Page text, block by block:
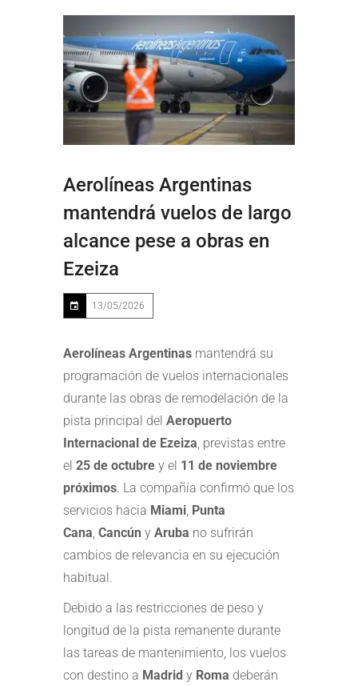
Aerolíneas Argentinas
mantendrá vuelos de largo
alcance pese a obras en
Ezeiza
13/05/2026
Aerolíneas Argentinas mantendrá su
programación de vuelos internacionales
durante las obras de remodelación de la
pista principal del Aeropuerto
Internacional de Ezeiza, previstas entre
el 25 de octubre y el 11 de noviembre
próximos. La compañía confirmó que los
servicios hacia Miami, Punta
Cana, Cancún y Aruba no sufrirán
cambios de relevancia en su ejecución
habitual.
Debido a las restricciones de peso y
longitud de la pista remanente durante
las tareas de mantenimiento, los vuelos
con destino a Madrid y Roma deberán